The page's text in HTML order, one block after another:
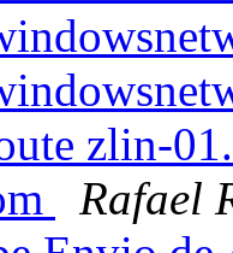
zlin-
Rafael